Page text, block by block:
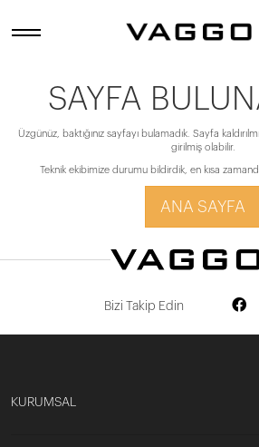
SAYFA
Üzgünüz, baktığınız sayfayı bulamadık. Sayfa
girilmiş olabilir.
Teknik ekibimize durumu bildirdik, en kısa
ANA SAYFA
Bizi Takip Edin
KURUMSAL